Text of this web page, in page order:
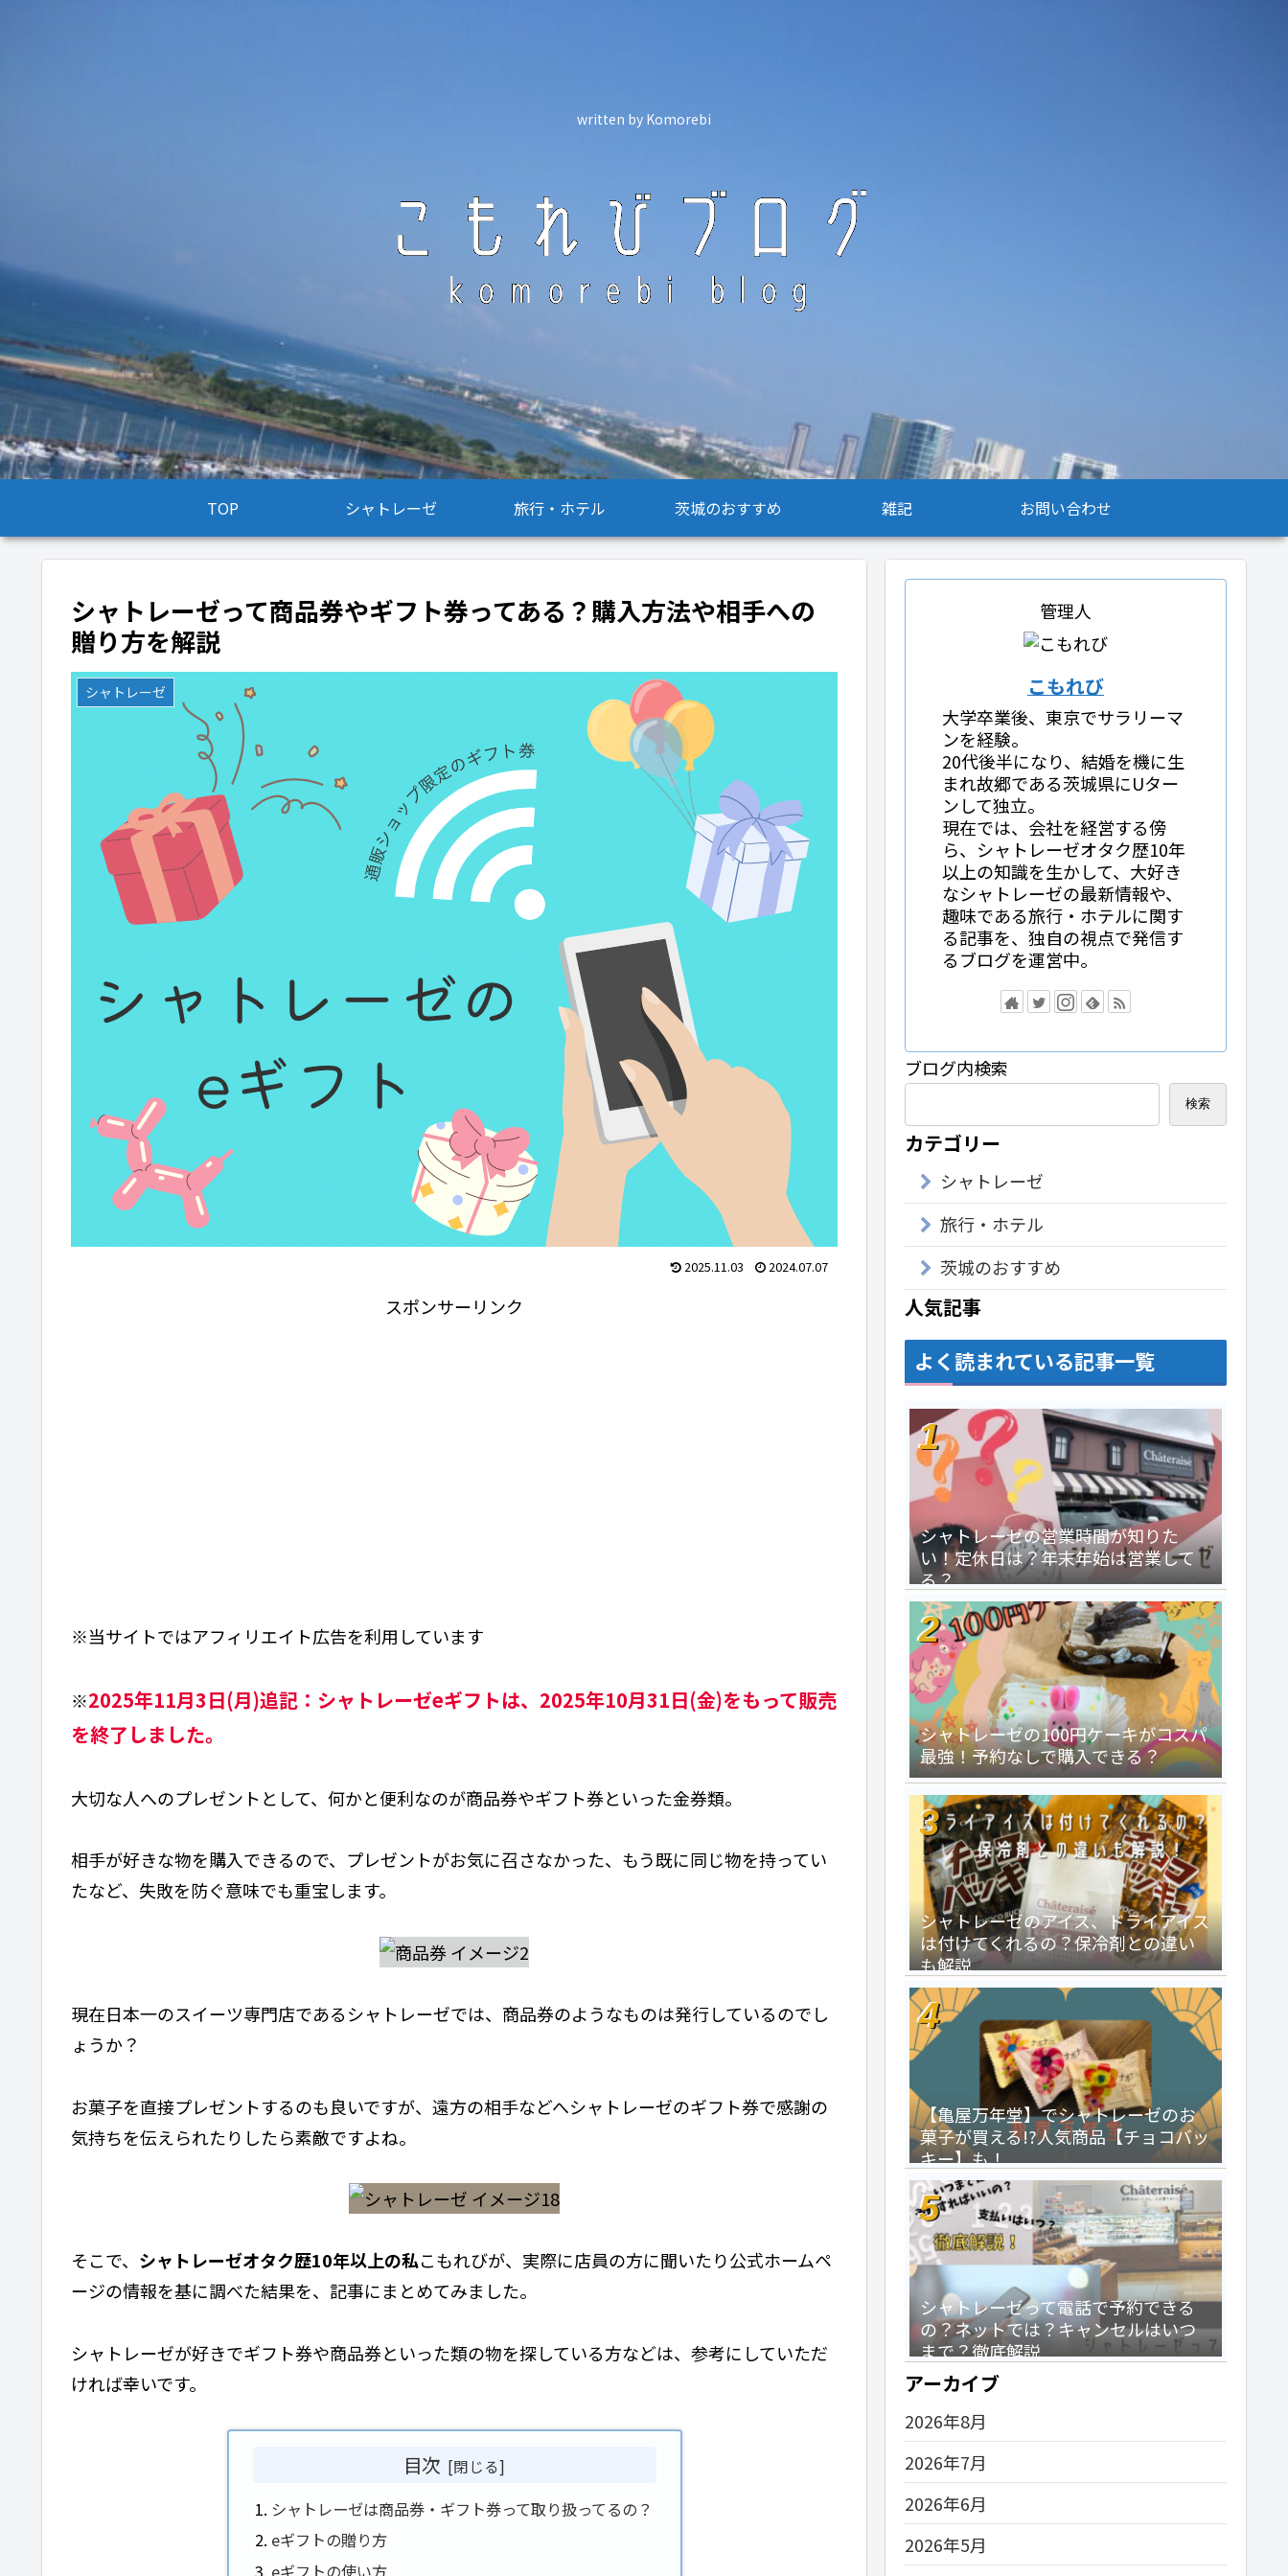
written by Komorebi
TOP シャトレーゼ 旅行・ホテル 茨城のおすすめ 雑記 お問い合わせ
シャトレーゼって商品券やギフト券ってある？購入方法や相手への
贈り方を解説
シャトレーゼ
2025.11.03 2024.07.07
スポンサーリンク
※当サイトではアフィリエイト広告を利用しています
※2025年11月3日(月)追記：シャトレーゼeギフトは、2025年10月31日(金)をもって販売
を終了しました。
大切な人へのプレゼントとして、何かと便利なのが商品券やギフト券といった金券類。
相手が好きな物を購入できるので、プレゼントがお気に召さなかった、もう既に同じ物を持ってい
たなど、失敗を防ぐ意味でも重宝します。
現在日本一のスイーツ専門店であるシャトレーゼでは、商品券のようなものは発行しているのでし
ょうか？
お菓子を直接プレゼントするのも良いですが、遠方の相手などへシャトレーゼのギフト券で感謝の
気持ちを伝えられたりしたら素敵ですよね。
そこで、 シャトレーゼオタク歴10年以上の私こもれびが、実際に店員の方に聞いたり公式ホームペ
ージの情報を基に調べた結果を、記事にまとめてみました。
シャトレーゼが好きでギフト券や商品券といった類の物を探している方などは、参考にしていただ
ければ幸いです。
目次
シャトレーゼは商品券・ギフト券って取り扱ってるの？
eギフトの贈り方
eギフトの使い方
管理人
こもれび
大学卒業後、東京でサラリーマ
ンを経験。
20代後半になり、結婚を機に生
まれ故郷である茨城県にUター
ンして独立。
現在では、会社を経営する傍
ら、シャトレーゼオタク歴10年
以上の知識を生かして、大好き
なシャトレーゼの最新情報や、
趣味である旅行・ホテルに関す
る記事を、独自の視点で発信す
るブログを運営中。
ブログ内検索
検索
カテゴリー
シャトレーゼ
旅行・ホテル
茨城のおすすめ
人気記事
よく読まれている記事一覧
シャトレーゼの営業時間が知りた
い！定休日は？年末年始は営業して
る？
シャトレーゼの100円ケーキがコスパ
最強！予約なしで購入できる？
シャトレーゼのアイス、ドライアイス
は付けてくれるの？保冷剤との違い
も解説
【亀屋万年堂】でシャトレーゼのお
菓子が買える!?人気商品【チョコバッ
キー】も！
シャトレーゼって電話で予約できる
の？ネットでは？キャンセルはいつ
まで？徹底解説
アーカイブ
2026年8月
2026年7月
2026年6月
2026年5月